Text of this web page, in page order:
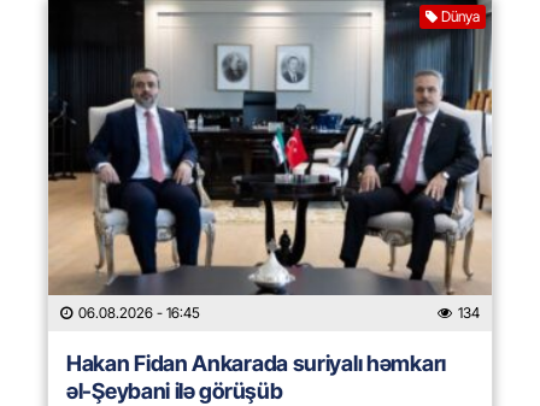
Dünya
06.08.2026 - 16:45 134
Hakan Fidan Ankarada suriyalı həmkarı
əl-Şeybani ilə görüşüb